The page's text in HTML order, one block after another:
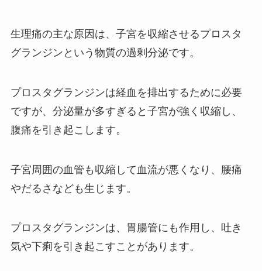
生理痛の主な原因は、子宮を収縮させるプロスタ
グランジンという物質の過剰分泌です。
プロスタグランジンは経血を排出するために必要
ですが、分泌量が多すぎると子宮が強く収縮し、
腹痛を引き起こします。
子宮周囲の血管も収縮して血流が悪くなり、腰痛
やだるさなども生じます。
プロスタグランジンは、胃腸管にも作用し、吐き
気や下痢を引き起こすことがあります。